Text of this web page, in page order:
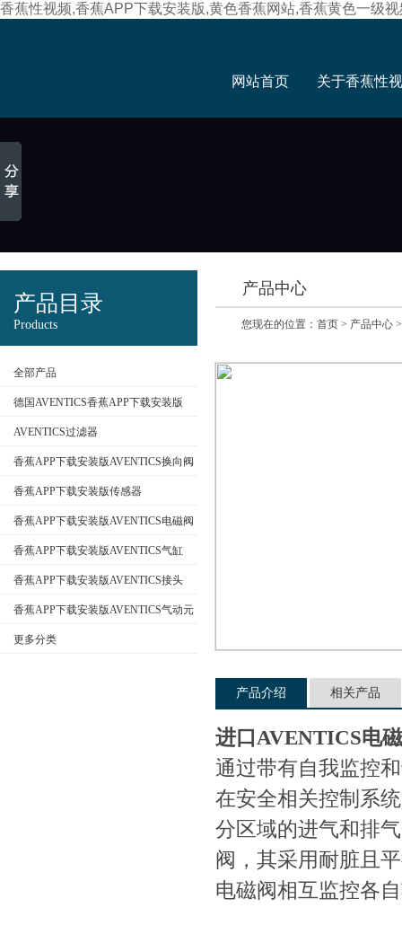
香蕉性视频,香蕉APP下载安装版,黄色香蕉网站,香蕉黄色一级视
网站首页 关于香蕉性
产品目录
Products
全部产品
德国AVENTICS香蕉APP下载安装版
AVENTICS过滤器
香蕉APP下载安装版AVENTICS换向阀
香蕉APP下载安装版传感器
香蕉APP下载安装版AVENTICS电磁阀
香蕉APP下载安装版AVENTICS气缸
香蕉APP下载安装版AVENTICS接头
香蕉APP下载安装版AVENTICS气动元
更多分类
产品中心
您现在的位置： 首页 > 产品中心
产品介绍 相关产品
进口AVENTICS电
通过带有自我监控
在安全相关控制系统
分区域的进气和排气
阀，其采用耐脏且
电磁阀相互监控各自